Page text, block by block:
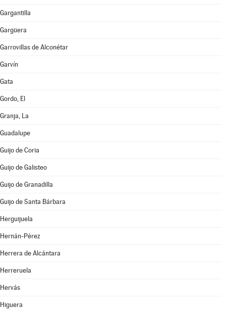
Gargantilla
Gargüera
Garrovillas de Alconétar
Garvín
Gata
Gordo, El
Granja, La
Guadalupe
Guijo de Coria
Guijo de Galisteo
Guijo de Granadilla
Guijo de Santa Bárbara
Herguijuela
Hernán-Pérez
Herrera de Alcántara
Herreruela
Hervás
Higuera